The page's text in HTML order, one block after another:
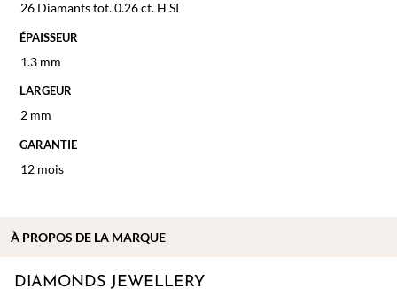
26 Diamants tot. 0.26 ct. H SI
ÉPAISSEUR
1.3 mm
LARGEUR
2 mm
GARANTIE
12 mois
DIAMONDS JEWELLERY
À PROPOS DE LA MARQUE